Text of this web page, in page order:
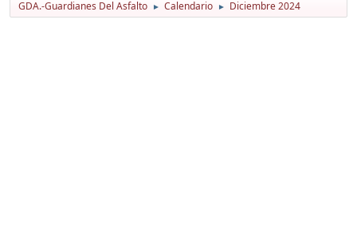
GDA.-Guardianes Del Asfalto ► Calendario ► Diciembre 2024